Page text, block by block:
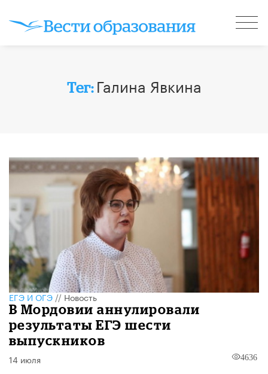
Тег: Галина Явкина
ЕГЭ И ОГЭ//Новость
В Мордовии аннулировали
результаты ЕГЭ шести
выпускников
14 июля 4636